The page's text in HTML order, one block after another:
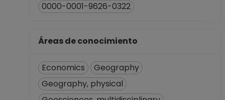
ACADEMICO
Centro de
Geografía
Morelia, Michoacán
0000-0001-9626-0322
Áreas de conocimiento
Economics
Geography
Geography, physical